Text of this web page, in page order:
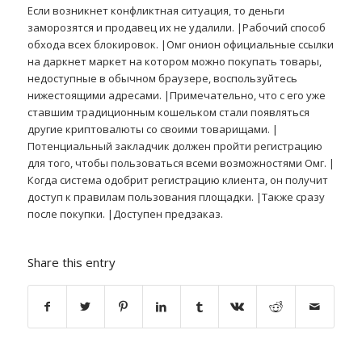
Если возникнет конфликтная ситуация, то деньги
заморозятся и продавец их не удалили. |Рабочий способ
обхода всех блокировок. |Омг онион официальные ссылки
на даркнет маркет на котором можно покупать товары,
недоступные в обычном браузере, воспользуйтесь
нижестоящими адресами. |Примечательно, что с его уже
ставшим традиционным кошельком стали появляться
другие криптовалюты со своими товарищами. |
Потенциальный закладчик должен пройти регистрацию
для того, чтобы пользоваться всеми возможностями Омг. |
Когда система одобрит регистрацию клиента, он получит
доступ к правилам пользования площадки. |Также сразу
после покупки. |Доступен предзаказ.
Share this entry